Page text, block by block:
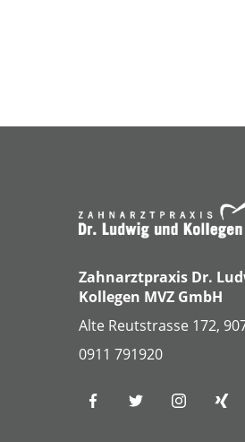
Zahnarztpraxis Dr.
Kollegen MVZ GmbH
Alte Reutstrasse 172,
0911 791920